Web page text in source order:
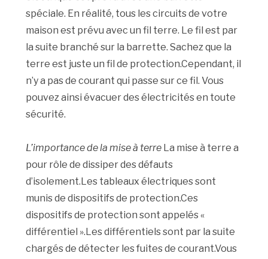
spéciale. En réalité, tous les circuits de votre
maison est prévu avec un fil terre. Le fil est par
la suite branché sur la barrette. Sachez que la
terre est juste un fil de protection.Cependant, il
n’y a pas de courant qui passe sur ce fil. Vous
pouvez ainsi évacuer des électricités en toute
sécurité.
L’importance de la mise à terre La mise à terre a
pour rôle de dissiper des défauts
d’isolement.Les tableaux électriques sont
munis de dispositifs de protection.Ces
dispositifs de protection sont appelés «
différentiel ».Les différentiels sont par la suite
chargés de détecter les fuites de courant.Vous